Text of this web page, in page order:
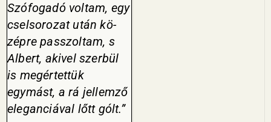
Szófogadó voltam, egy
cselsorozat után kö­
zépre passzoltam, s
Albert, akivel szerbül
is megértettük
egymást, a rá jellemző
eleganciával lőtt gólt.”